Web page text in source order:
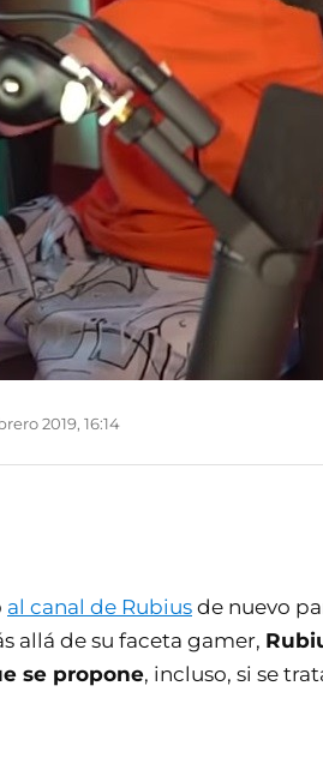
2019, 16:14
al canal de Rubius de nuevo
allá de su faceta gamer,
se propone, incluso, si se